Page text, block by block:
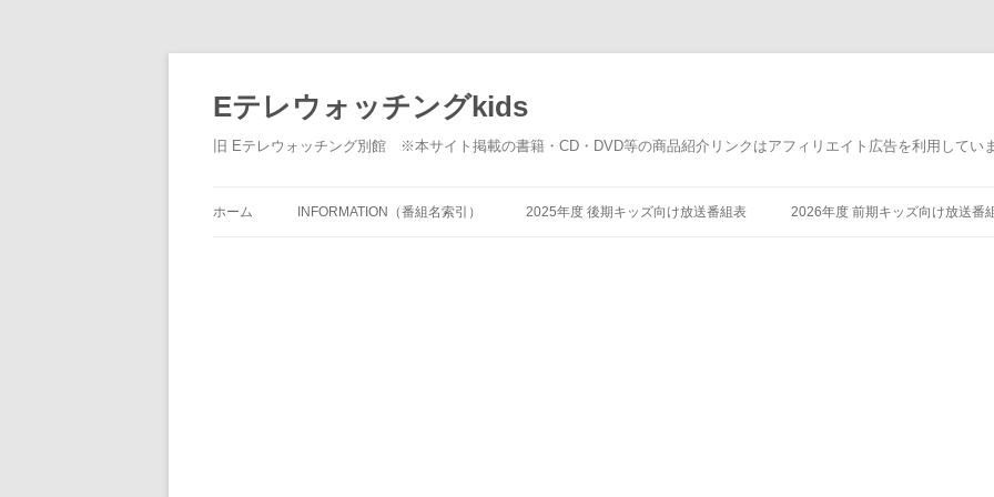
Eテレウォッチングkids
旧 Eテレウォッチング別館 ※本サイト掲載の書籍・CD・DVD等の商品紹介リンクはアフィリエイト広告を利用してい
ン
ホーム INFORMATION（番組名索引） 2025年度 後期キッズ向け放送番組表 2026年度 前期キッズ向け放送番